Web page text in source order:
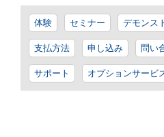
体験 セミナー デモンス
支払方法 申し込み 問い
サポート オプションサービ